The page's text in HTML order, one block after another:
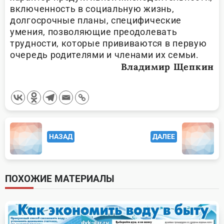
включенность в социальную жизнь,
долгосрочные планы, специфические
умения, позволяющие преодолевать
трудности, которые прививаются в первую
очередь родителями и членами их семьи.
Владимир Щепкин
<span
class="nav-
subtitle
screen-
reader-
text">Page</span>
НАЗАД ДАЛЕЕ
ПОХОЖИЕ МАТЕРИАЛЫ